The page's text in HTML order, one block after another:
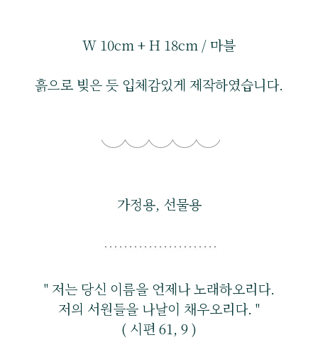
W 10cm + H 18cm / 마블
흙으로 빚은 듯 입체감있게 제작하였습니다.
가정용, 선물용
" 저는 당신 이름을 언제나 노래하오리다.
저의 서원들을 나날이 채우오리다. "
( 시편 61, 9 )